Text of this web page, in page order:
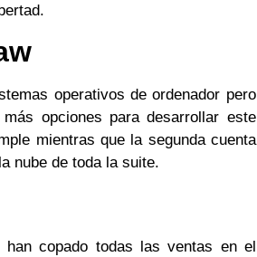
operativos de ordenador pero
opciones para desarrollar este
mientras que la segunda cuenta
nube de toda la suite.
copado todas las ventas en el